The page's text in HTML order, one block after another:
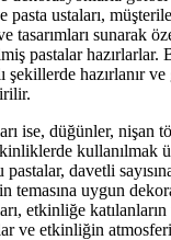
pasta ustaları,
tasarımları sunarak
pastalar hazırlarlar.
şekillerde hazırlanır
ise, düğünler, nişan
kullanılmak
pastalar, davetli
temasına uygun
etkinliğe
ve etkinliğin